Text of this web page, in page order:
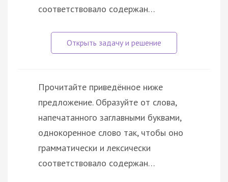
соответствовало содержан…
Прочитайте приведённое ниже
предложение. Образуйте от слова,
напечатанного заглавными буквами,
однокоренное слово так, чтобы оно
грамматически и лексически
соответствовало содержан…